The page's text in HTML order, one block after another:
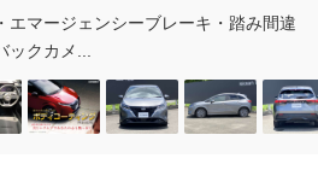
エマージェンシーブレーキ・踏み間違
クカメ...